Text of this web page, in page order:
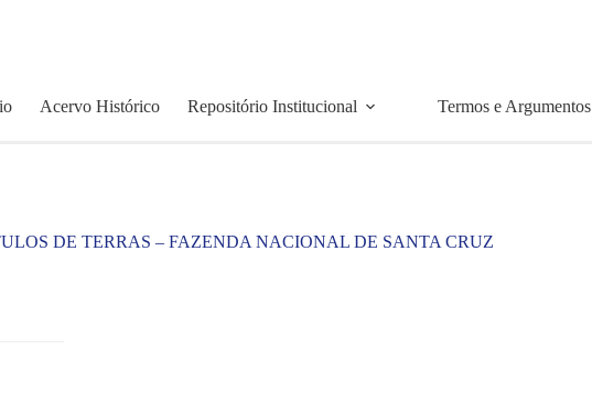
Acervo Histórico Repositório Institucional Termos e Argumentos
DE TERRAS – FAZENDA NACIONAL DE SANTA CRUZ